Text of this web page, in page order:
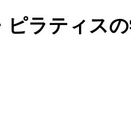
ピラティス